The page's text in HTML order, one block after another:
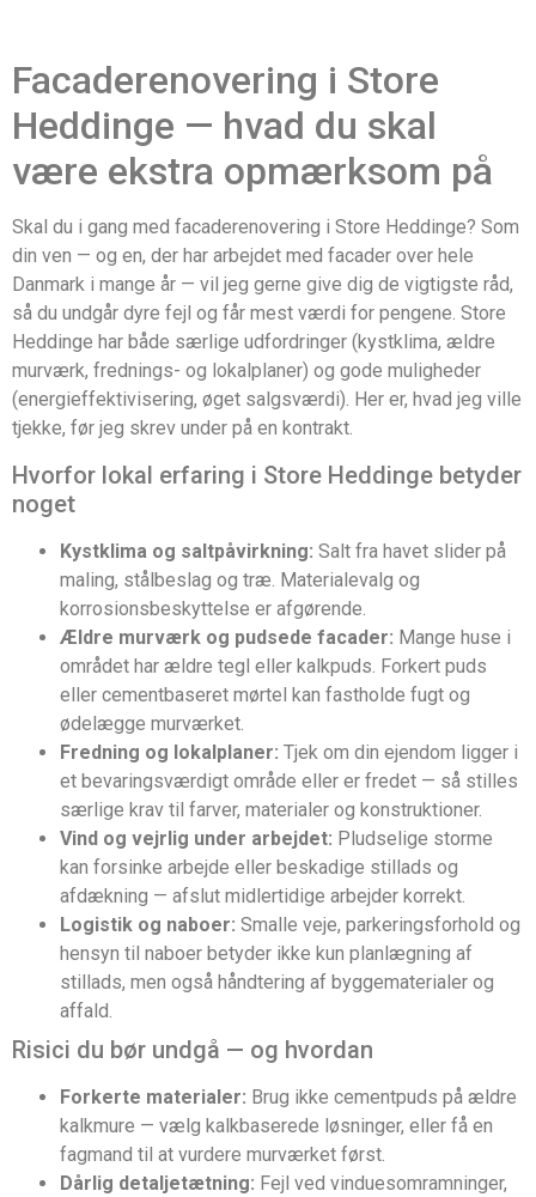
Facaderenovering i Store
Heddinge — hvad du skal
være ekstra opmærksom på
Skal du i gang med facaderenovering i Store Heddinge? Som
din ven — og en, der har arbejdet med facader over hele
Danmark i mange år — vil jeg gerne give dig de vigtigste råd,
så du undgår dyre fejl og får mest værdi for pengene. Store
Heddinge har både særlige udfordringer (kystklima, ældre
murværk, frednings- og lokalplaner) og gode muligheder
(energieffektivisering, øget salgsværdi). Her er, hvad jeg ville
tjekke, før jeg skrev under på en kontrakt.
Hvorfor lokal erfaring i Store Heddinge betyder
noget
Kystklima og saltpåvirkning: Salt fra havet slider på
maling, stålbeslag og træ. Materialevalg og
korrosionsbeskyttelse er afgørende.
Ældre murværk og pudsede facader: Mange huse i
området har ældre tegl eller kalkpuds. Forkert puds
eller cementbaseret mørtel kan fastholde fugt og
ødelægge murværket.
Fredning og lokalplaner: Tjek om din ejendom ligger i
et bevaringsværdigt område eller er fredet — så stilles
særlige krav til farver, materialer og konstruktioner.
Vind og vejrlig under arbejdet: Pludselige storme
kan forsinke arbejde eller beskadige stillads og
afdækning — afslut midlertidige arbejder korrekt.
Logistik og naboer: Smalle veje, parkeringsforhold og
hensyn til naboer betyder ikke kun planlægning af
stillads, men også håndtering af byggematerialer og
affald.
Risici du bør undgå — og hvordan
Forkerte materialer: Brug ikke cementpuds på ældre
kalkmure — vælg kalkbaserede løsninger, eller få en
fagmand til at vurdere murværket først.
Dårlig detaljetætning: Fejl ved vinduesomramninger,